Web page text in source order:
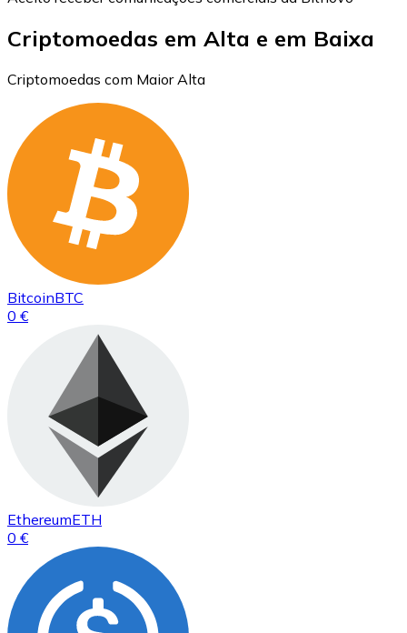
Criptomoedas em Alta e em Baixa
Criptomoedas com Maior Alta
BitcoinBTC
0 €
EthereumETH
0 €